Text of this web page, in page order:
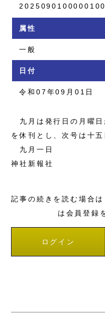
属性
一般
日付
令和07年09月01日
九月は発行日の月曜日
を休刊とし、次号は十五
九月一日
神社新報社
記事の続きを読む場合
は会員登録
ログイン